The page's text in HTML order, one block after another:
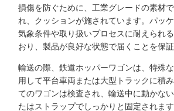
損傷を防ぐために、工業グレードの素材
れ、クッションが施されています。パッ
気象条件や取り扱いプロセスに耐えられ
おり、製品が良好な状態で届くことを保証
輸送の際、鉄道ホッパーワゴンは、特殊
用して平台車両または大型トラックに積
てのワゴンは検査され、輸送中に動かな
たはストラップでしっかりと固定されま